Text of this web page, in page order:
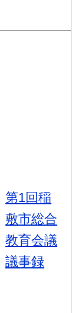
第1回稲
敷市総合
教育会議
議事録